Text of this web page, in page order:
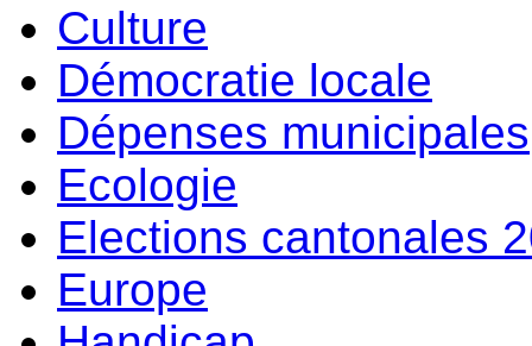
Culture
Démocratie locale
Dépenses municipales
Ecologie
Elections cantonales
Europe